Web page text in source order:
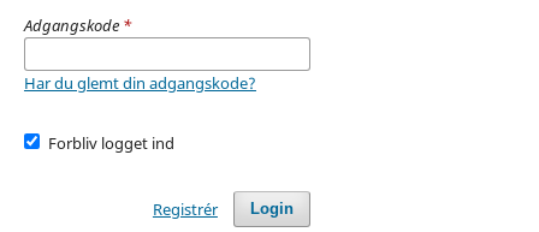
Adgangskode *
Har du glemt din adgangskode?
Forbliv logget ind
Login
Registrér